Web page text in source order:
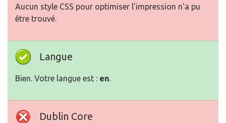
Aucun style CSS pour optimiser l'impression n'a pu
être trouvé.
Langue
Bien. Votre langue est : en.
Dublin Core